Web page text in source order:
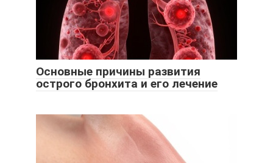
Основные причины развития
острого бронхита и его лечение